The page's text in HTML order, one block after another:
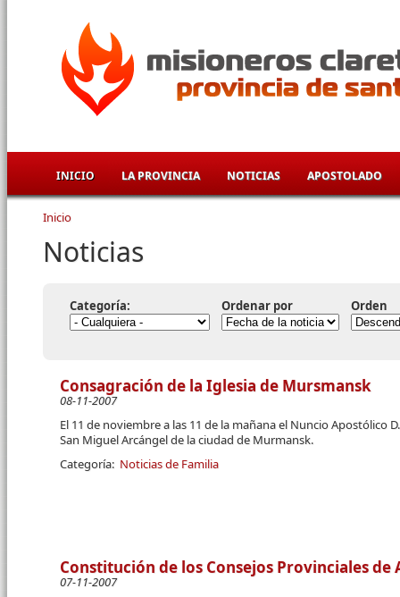
INICIO LA PROVINCIA NOTICIAS APOSTOLADO
Se encuentra usted aquí
Inicio
Noticias
Categoría: Ordenar por Orden
Consagración de la Iglesia de Mursmansk
08-11-2007
El 11 de noviembre a las 11 de la mañana el Nuncio Apostólico
San Miguel Arcángel de la ciudad de Murmansk.
Categoría: Noticias de Familia
Constitución de los Consejos Provinciales de
07-11-2007